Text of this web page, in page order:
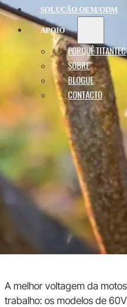
SOLUÇÃO OEM/ODM
APOIO
PORQUÊ TITANTEC
SOBRE
BLOGUE
CONTACTO
A melhor voltagem da
trabalho: os modelos de